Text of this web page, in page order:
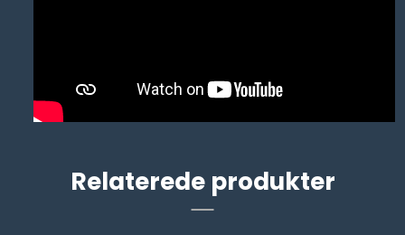
Relaterede produkter